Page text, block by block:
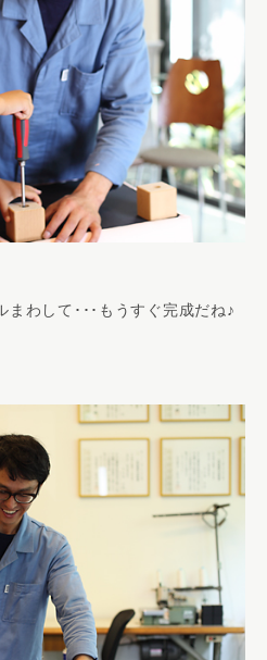
まわして･･･もうすぐ完成だね♪